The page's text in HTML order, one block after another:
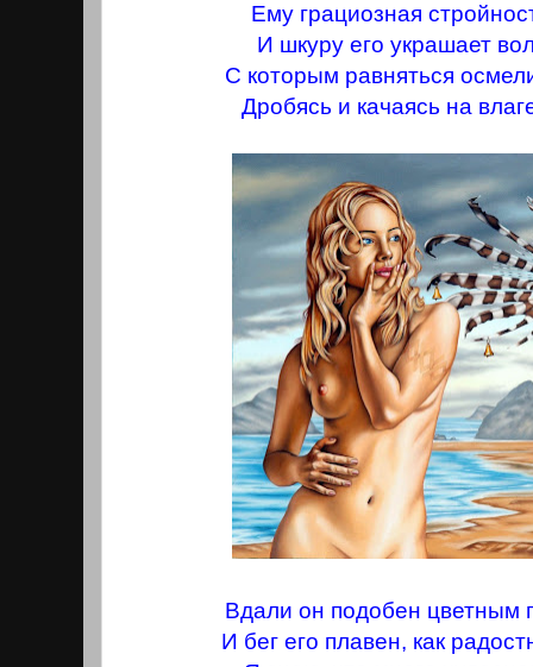
Ему грациозная
И шкуру его украшает
С которым равняться
Дробясь и качаясь на
Вдали он подобен цветным
И бег его плавен, как